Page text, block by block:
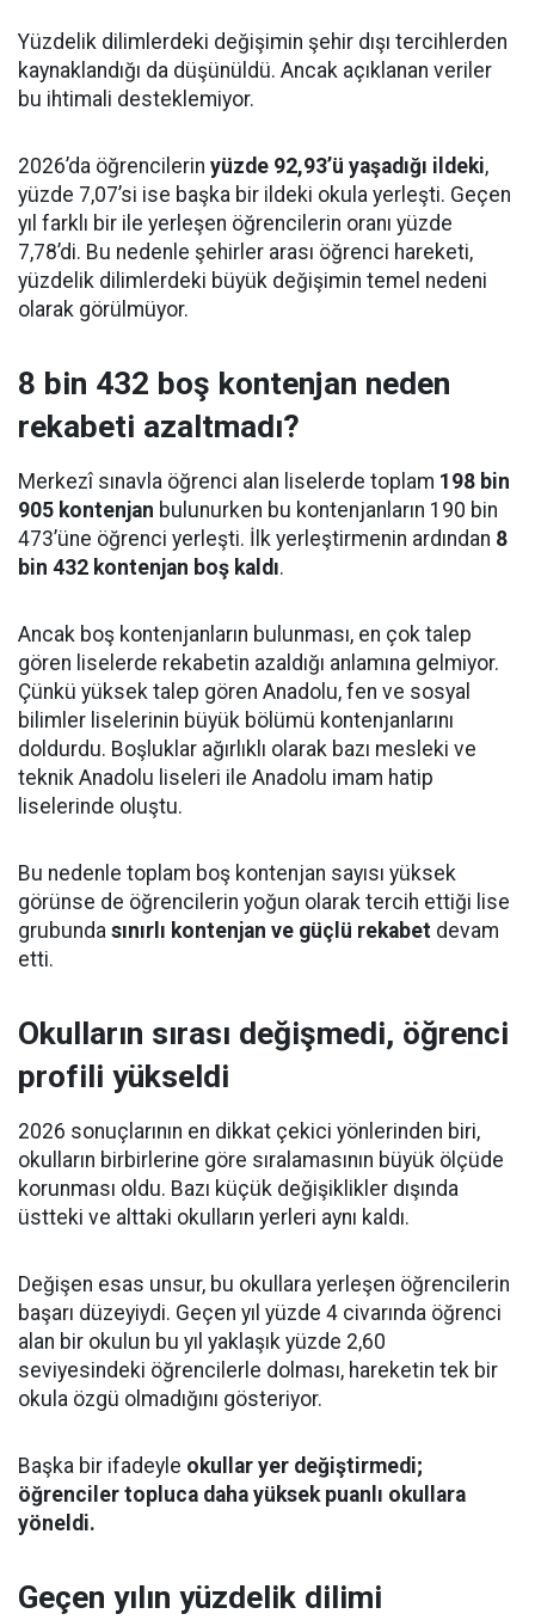
Yüzdelik dilimlerdeki değişimin şehir dışı tercihlerden
kaynaklandığı da düşünüldü. Ancak açıklanan veriler
bu ihtimali desteklemiyor.
2026’da öğrencilerin yüzde 92,93’ü yaşadığı ildeki,
yüzde 7,07’si ise başka bir ildeki okula yerleşti. Geçen
yıl farklı bir ile yerleşen öğrencilerin oranı yüzde
7,78’di. Bu nedenle şehirler arası öğrenci hareketi,
yüzdelik dilimlerdeki büyük değişimin temel nedeni
olarak görülmüyor.
8 bin 432 boş kontenjan neden
rekabeti azaltmadı?
Merkezî sınavla öğrenci alan liselerde toplam 198 bin
905 kontenjan bulunurken bu kontenjanların 190 bin
473’üne öğrenci yerleşti. İlk yerleştirmenin ardından 8
bin 432 kontenjan boş kaldı.
Ancak boş kontenjanların bulunması, en çok talep
gören liselerde rekabetin azaldığı anlamına gelmiyor.
Çünkü yüksek talep gören Anadolu, fen ve sosyal
bilimler liselerinin büyük bölümü kontenjanlarını
doldurdu. Boşluklar ağırlıklı olarak bazı mesleki ve
teknik Anadolu liseleri ile Anadolu imam hatip
liselerinde oluştu.
Bu nedenle toplam boş kontenjan sayısı yüksek
görünse de öğrencilerin yoğun olarak tercih ettiği lise
grubunda sınırlı kontenjan ve güçlü rekabet devam
etti.
Okulların sırası değişmedi, öğrenci
profili yükseldi
2026 sonuçlarının en dikkat çekici yönlerinden biri,
okulların birbirlerine göre sıralamasının büyük ölçüde
korunması oldu. Bazı küçük değişiklikler dışında
üstteki ve alttaki okulların yerleri aynı kaldı.
Değişen esas unsur, bu okullara yerleşen öğrencilerin
başarı düzeyiydi. Geçen yıl yüzde 4 civarında öğrenci
alan bir okulun bu yıl yaklaşık yüzde 2,60
seviyesindeki öğrencilerle dolması, hareketin tek bir
okula özgü olmadığını gösteriyor.
Başka bir ifadeyle okullar yer değiştirmedi;
öğrenciler topluca daha yüksek puanlı okullara
yöneldi.
Geçen yılın yüzdelik dilimi